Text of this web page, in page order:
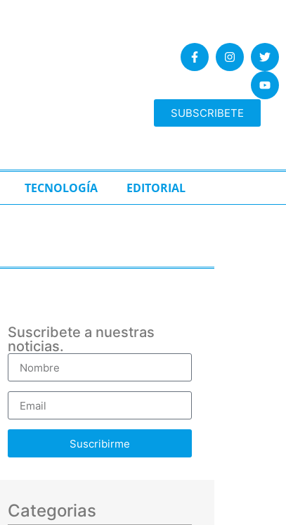
SUBSCRIBETE
TECNOLOGÍA EDITORIAL
Suscribete a nuestras
noticias.
Suscribirme
Categorias